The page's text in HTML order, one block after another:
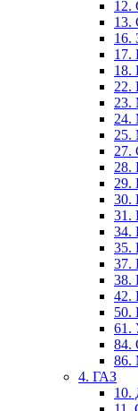
12.
13.
16.
18.
22.
23.
24.
25.
27.
28.
29.
30.
31.
34.
35.
37.
38.
42.
50.
61.
84.
86.
4. ГАЗ
10.